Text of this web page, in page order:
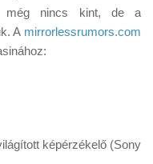
még nincs kint, de a
A mirrorlessrumors.com
képérzékelő (Sony